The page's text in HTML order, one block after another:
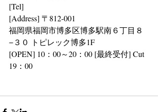
[Tel]
[Address] 〒812-001
福岡県福岡市博多区博多駅南６丁目８
−３０ トピレック博多1F
[OPEN] 10：00～20：00 [最終受付] Cut
19：00